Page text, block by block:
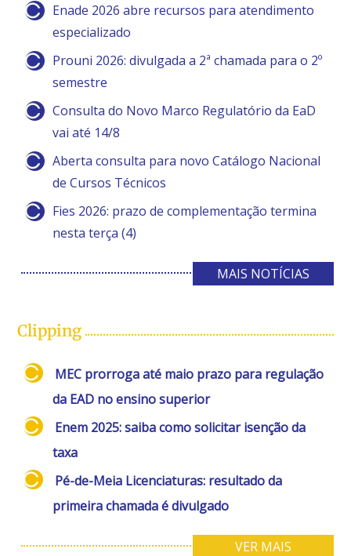
Enade 2026 abre recursos para atendimento
especializado
Prouni 2026: divulgada a 2ª chamada para o 2º
semestre
Consulta do Novo Marco Regulatório da EaD
vai até 14/8
Aberta consulta para novo Catálogo Nacional
de Cursos Técnicos
Fies 2026: prazo de complementação termina
nesta terça (4)
MAIS NOTÍCIAS
Clipping
MEC prorroga até maio prazo para regulação
da EAD no ensino superior
Enem 2025: saiba como solicitar isenção da
taxa
Pé-de-Meia Licenciaturas: resultado da
primeira chamada é divulgado
VER MAIS